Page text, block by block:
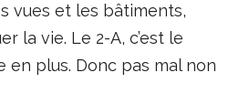
vues et les bâtiments,
la vie. Le 2-A, c’est le
en plus. Donc pas mal non